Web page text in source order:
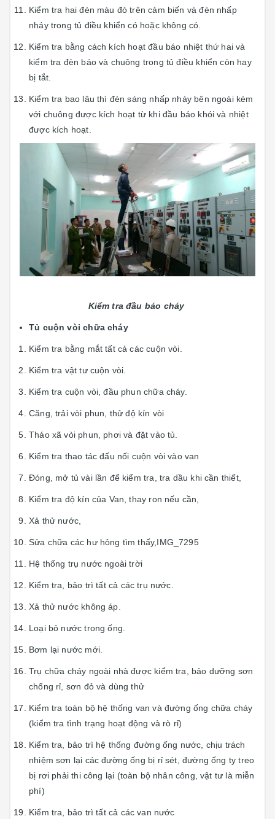
Kiểm tra hai đèn màu đỏ trên cảm biến và đèn nhấp
nháy trong tủ điều khiển có hoặc không có.
Kiểm tra bằng cách kích hoạt đầu báo nhiệt thứ hai và
kiểm tra đèn báo và chuông trong tủ điều khiển còn hay
bị tắt.
Kiểm tra bao lâu thì đèn sáng nhấp nháy bên ngoài kèm
với chuông được kích hoạt từ khi đầu báo khói và nhiệt
được kích hoạt.
Kiểm tra đầu báo cháy
Tủ cuộn vòi chữa cháy
Kiểm tra bằng mắt tất cả các cuộn vòi.
Kiểm tra vật tư cuộn vòi.
Kiểm tra cuộn vòi, đầu phun chữa cháy.
Căng, trải vòi phun, thử độ kín vòi
Tháo xã vòi phun, phơi và đặt vào tủ.
Kiểm tra thao tác đấu nối cuộn vòi vào van
Đóng, mở tủ vài lần để kiểm tra, tra dầu khi cần thiết,
Kiểm tra độ kín của Van, thay ron nếu cần,
Xả thử nước,
Sửa chữa các hư hỏng tìm thấy,IMG_7295
Hệ thống trụ nước ngoài trời
Kiểm tra, bảo trì tất cả các trụ nước.
Xả thử nước không áp.
Loại bỏ nước trong ống.
Bơm lại nước mới.
Trụ chữa cháy ngoài nhà được kiểm tra, bảo dưỡng sơn
chống rỉ, sơn đỏ và dùng thử
Kiểm tra toàn bộ hệ thống van và đường ống chữa cháy
(kiểm tra tình trạng hoạt động và rò rỉ)
Kiểm tra, bảo trì hệ thống đường ống nước, chịu trách
nhiệm sơn lại các đường ống bị rỉ sét, đường ống ty treo
bị rơi phải thi công lại (toàn bộ nhân công, vật tư là miễn
phí)
Kiểm tra, bảo trì tất cả các van nước